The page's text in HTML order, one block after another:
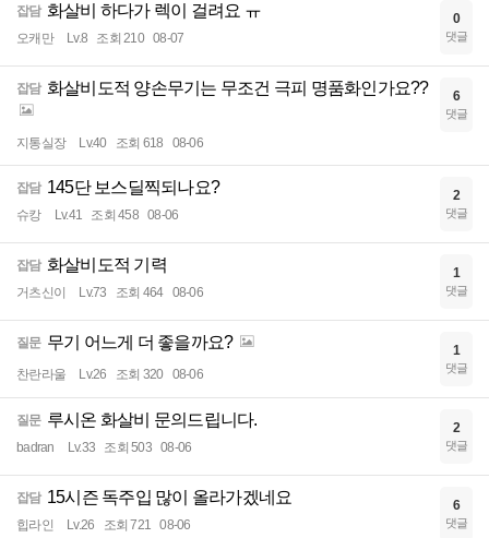
잡담 화살비 하다가 렉이 걸려요 ㅠ
오캐만 Lv.8 조회 210 08-07
0
댓글
잡담 화살비도적 양손무기는 무조건 극피 명품화인가요??
지통실장 Lv.40 조회 618 08-06
6
댓글
잡담 145단 보스딜찍되나요?
슈캉 Lv.41 조회 458 08-06
2
댓글
잡담 화살비도적 기력
거츠신이 Lv.73 조회 464 08-06
1
댓글
질문 무기 어느게 더 좋을까요?
찬란라울 Lv.26 조회 320 08-06
1
댓글
질문 루시온 화살비 문의드립니다.
badran Lv.33 조회 503 08-06
2
댓글
잡담 15시즌 독주입 많이 올라가겠네요
힙라인 Lv.26 조회 721 08-06
6
댓글